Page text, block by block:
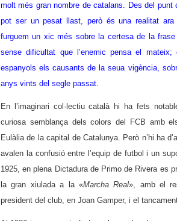
molt més gran nombre de catalans. Des del
pot ser un pesat llast, però és una realitat ara
furguem un xic més sobre la certesa de la
sense dificultat que l’enemic pensa el
espanyols els causants de la seua vigència,
anys vints del segle passat.
En l’imaginari col·lectiu català hi ha fets
curiosa semblança dels colors del FCB amb
Eulàlia de la capital de Catalunya. Però n’hi ha
avalen la confusió entre l’equip de futbol i un
1925, en plena Dictadura de Primo de Rivera es
la gran xiulada a la «Marcha Real», amb el
president del club, en Joan Gamper, i el